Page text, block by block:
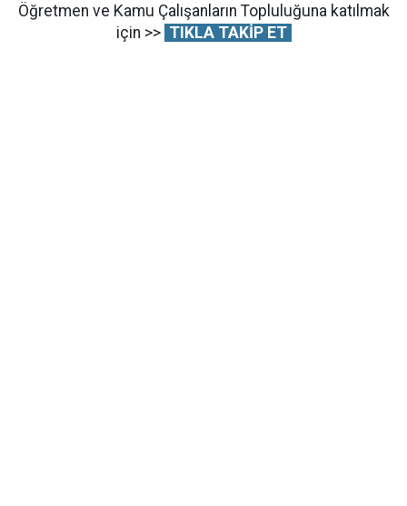
Öğretmen ve Kamu Çalışanların Topluluğuna katılmak
için >> TIKLA TAKİP ET